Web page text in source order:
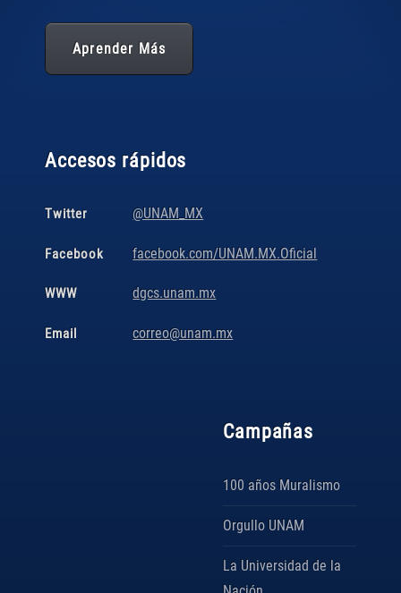
Campañas
100 años Muralismo
Orgullo UNAM
La Universidad de la
Aprender Más
Accesos rápidos
Twitter @UNAM_MX
Facebook facebook.com/UNAM.MX.Oficial
WWW dgcs.unam.mx
Email correo@unam.mx